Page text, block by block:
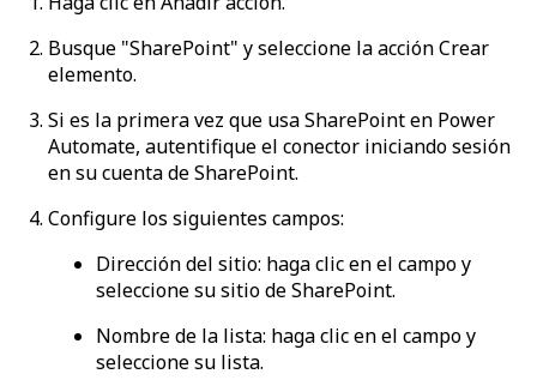
Busque "SharePoint" y seleccione la acciónCrear
elemento.
Si es la primera vez que usa SharePoint en Power
Automate, autentifique el conector iniciando sesión
en su cuenta de SharePoint.
Configure los siguientes campos:
Dirección del sitio: haga clic en el campo y
seleccione su sitio de SharePoint.
Nombre de la lista: haga clic en el campo y
seleccione su lista.